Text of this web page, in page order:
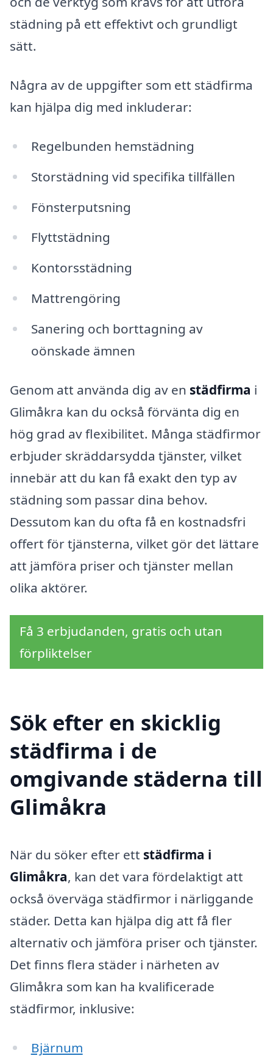
städning på ett effektivt och grundligt
sätt.
Några av de uppgifter som ett städfirma
kan hjälpa dig med inkluderar:
Regelbunden hemstädning
Storstädning vid specifika tillfällen
Fönsterputsning
Flyttstädning
Kontorsstädning
Mattrengöring
Sanering och borttagning av
oönskade ämnen
Genom att använda dig av en städfirma i
Glimåkra kan du också förvänta dig en
hög grad av flexibilitet. Många städfirmor
erbjuder skräddarsydda tjänster, vilket
innebär att du kan få exakt den typ av
städning som passar dina behov.
Dessutom kan du ofta få en kostnadsfri
offert för tjänsterna, vilket gör det lättare
att jämföra priser och tjänster mellan
olika aktörer.
Få 3 erbjudanden, gratis och utan
förpliktelser
Sök efter en skicklig
städfirma i de
omgivande städerna till
Glimåkra
När du söker efter ett städfirma i
Glimåkra, kan det vara fördelaktigt att
också överväga städfirmor i närliggande
städer. Detta kan hjälpa dig att få fler
alternativ och jämföra priser och tjänster.
Det finns flera städer i närheten av
Glimåkra som kan ha kvalificerade
städfirmor, inklusive:
Bjärnum